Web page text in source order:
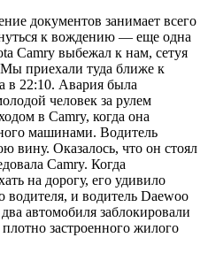
документов занимает всего
к вождению — еще одна
Camry выбежал к нам, сетуя
приехали туда ближе к
в 22:10. Авария была
человек за рулем
в Camry, когда она
машинами. Водитель
вину. Оказалось, что он стоял
Camry. Когда
на дорогу, его удивило
и водитель Daewoo
автомобиля заблокировали
застроенного жилого